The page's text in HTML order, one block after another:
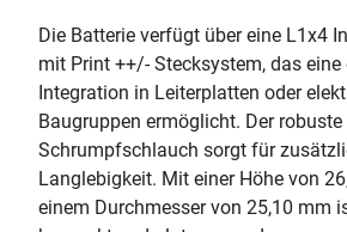
Die Batterie verfügt über eine L1x4
mit Print ++/- Stecksystem, das
Integration in Leiterplatten oder
Baugruppen ermöglicht. Der robuste
Schrumpfschlauch sorgt für
Langlebigkeit. Mit einer Höhe von
einem Durchmesser von 25,10 mm